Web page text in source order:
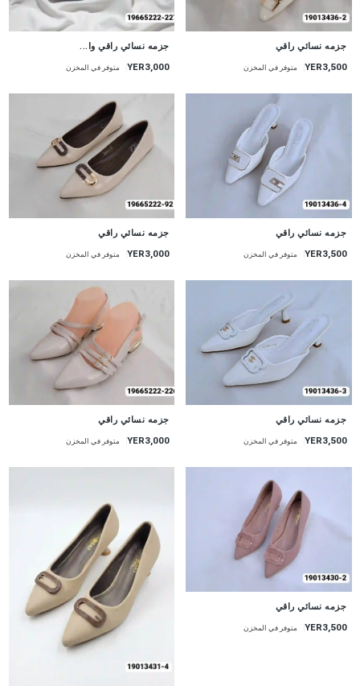
جزمه نسائي راقي
YER3,500 متوفر في المخزن
جزمه نسائي راقي وا...
YER3,000 متوفر في المخزن
جزمه نسائي راقي
YER3,500 متوفر في المخزن
جزمه نسائي راقي
YER3,000 متوفر في المخزن
جزمه نسائي راقي
YER3,500 متوفر في المخزن
جزمه نسائي راقي
YER3,000 متوفر في المخزن
جزمه نسائي راقي
YER3,500 متوفر في المخزن